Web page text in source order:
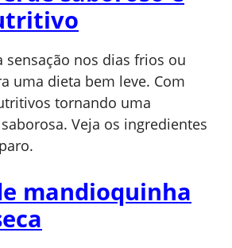
sensação nos dias frios ou
uma dieta bem leve. Com
tornando uma
Veja os ingredientes
mandioquinha